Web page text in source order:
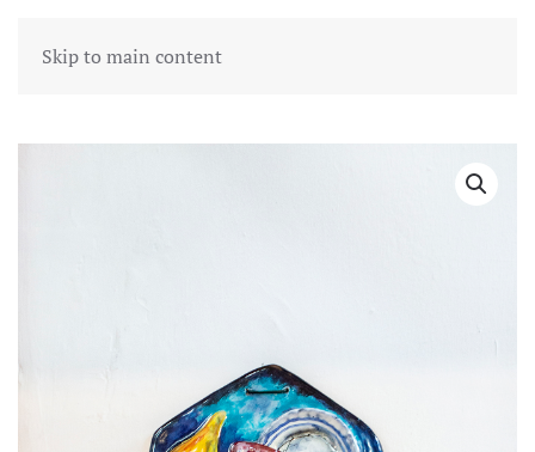
Skip to main content